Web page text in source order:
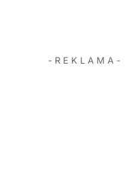
- R E K L A M A -